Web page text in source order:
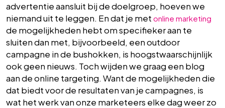
advertentie aansluit bij de doelgroep, hoeven we
niemand uit te leggen. En dat je met online marketing
de mogelijkheden hebt om specifieker aan te
sluiten dan met, bijvoorbeeld, een outdoor
campagne in de bushokken, is hoogstwaarschijnlijk
ook geen nieuws. Toch wijden we graag een blog
aan de online targeting. Want de mogelijkheden die
dat biedt voor de resultaten van je campagnes, is
wat het werk van onze marketeers elke dag weer zo